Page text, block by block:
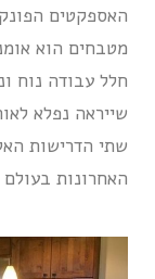
האספקטים
מטבחים הוא
חלל עבודה נוח
שייראה נפלא
שתי הדרישות
האחרונות